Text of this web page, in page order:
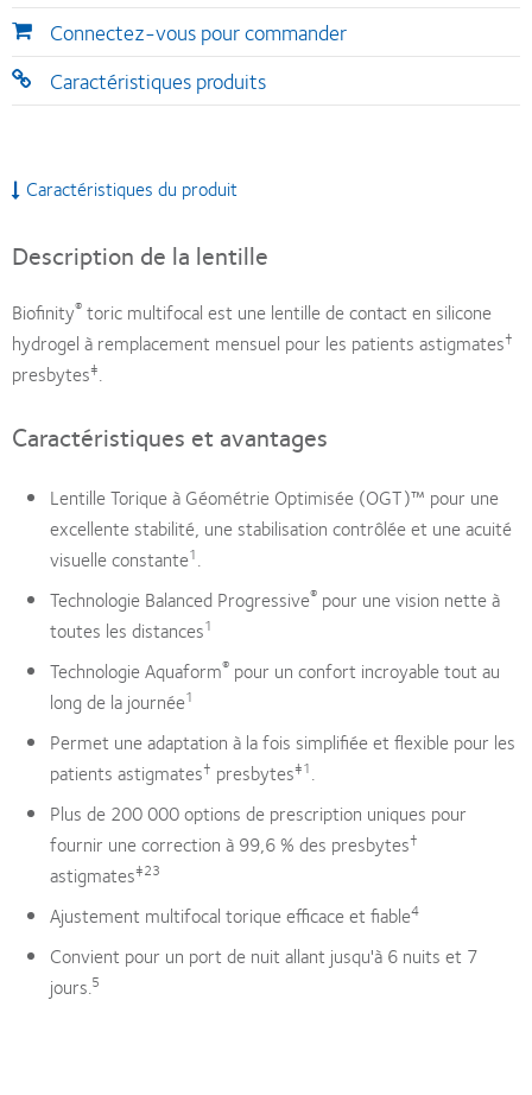
Connectez-vous pour commander
Caractéristiques produits
Caractéristiques du produit
Description de la lentille
Biofinity® toric multifocal est une lentille de contact en silicone
hydrogel à remplacement mensuel pour les patients astigmates†
presbytes‡.
Caractéristiques et avantages
Lentille Torique à Géométrie Optimisée (OGT)™ pour une
excellente stabilité, une stabilisation contrôlée et une acuité
visuelle constante1.
Technologie Balanced Progressive® pour une vision nette à
toutes les distances1
Technologie Aquaform® pour un confort incroyable tout au
long de la journée1
Permet une adaptation à la fois simplifiée et flexible pour les
patients astigmates† presbytes‡1.
Plus de 200 000 options de prescription uniques pour
fournir une correction à 99,6 % des presbytes†
astigmates‡23
Ajustement multifocal torique efficace et fiable4
Convient pour un port de nuit allant jusqu'à 6 nuits et 7
jours.5